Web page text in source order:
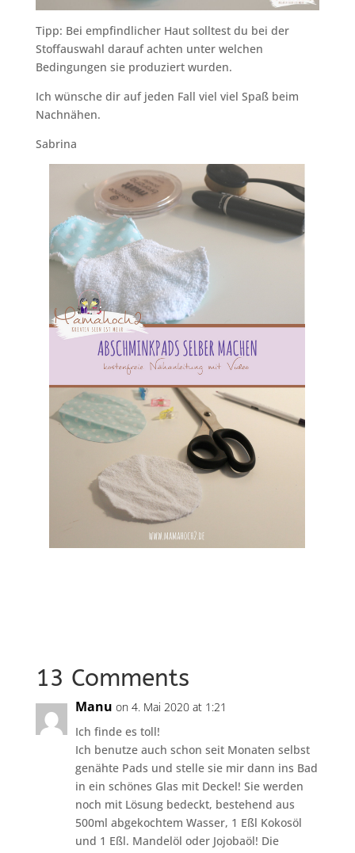
Tipp: Bei empfindlicher Haut solltest du bei der
Stoffauswahl darauf achten unter welchen
Bedingungen sie produziert wurden.
Ich wünsche dir auf jeden Fall viel viel Spaß beim
Nachnähen.
Sabrina
13 Comments
Manu on 4. Mai 2020 at 1:21
Ich finde es toll!
Ich benutze auch schon seit Monaten selbst
genähte Pads und stelle sie mir dann ins Bad
in ein schönes Glas mit Deckel! Sie werden
noch mit Lösung bedeckt, bestehend aus
500ml abgekochtem Wasser, 1 Eßl Kokosöl
und 1 Eßl. Mandelöl oder Jojobaöl! Die